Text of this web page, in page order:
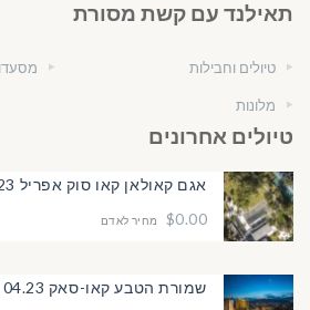
תאילנד עם קשת מסורת
טיולים וחבילות
מלונות
טיולים אחרונים
אגם קאולאן קאו סוק אפריל 23
$0.00
מחיר לאדם
שמורת הטבע קאו-סאק 04.23